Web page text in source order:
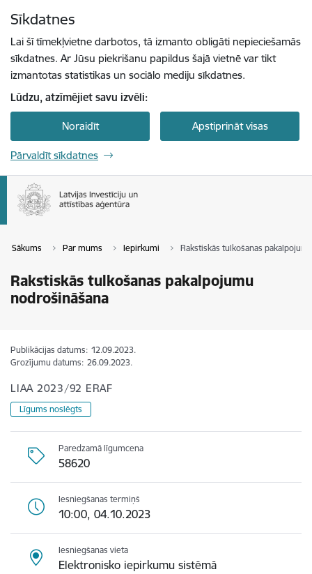
Sīkdatnes
Lai šī tīmekļvietne darbotos, tā izmanto obligāti nepieciešamās
sīkdatnes. Ar Jūsu piekrišanu papildus šajā vietnē var tikt
izmantotas statistikas un sociālo mediju sīkdatnes.
Lūdzu, atzīmējiet savu izvēli:
Noraidīt Apstiprināt visas
Pārvaldīt sīkdatnes
Sākums Par mums Iepirkumi Rakstiskās tulkošanas
Rakstiskās tulkošanas pakalpojumu
nodrošināšana
Publikācijas datums: 12.09.2023.
Grozījumu datums: 26.09.2023.
LIAA 2023/92 ERAF
Līgums noslēgts
Paredzamā līgumcena
58620
Iesniegšanas termiņš
10:00, 04.10.2023
Iesniegšanas vieta
Elektronisko iepirkumu sistēmā